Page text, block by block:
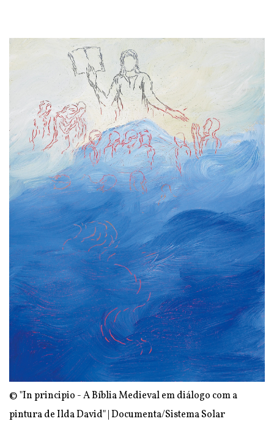
© "In principio - A Bíblia Medieval em diálogo com a
pintura de Ilda David" | Documenta/Sistema Solar